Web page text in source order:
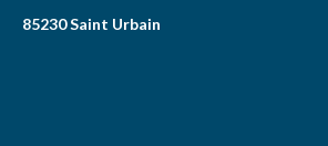
85230 Saint Urbain